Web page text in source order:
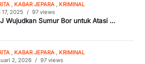
KABAR JEPARA
KRIMINAL
17, 2025
/ 97 views
Wujudkan Sumur Bor untuk Atasi ...
KABAR JEPARA
KRIMINAL
2, 2026 / 97 views